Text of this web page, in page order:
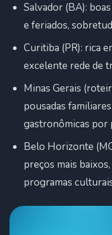
Salvador (BA):
e feriados,
Curitiba (PR): rica
excelente rede de
Minas Gerais
pousadas
gastronômicas por
Belo Horizonte
preços mais
programas